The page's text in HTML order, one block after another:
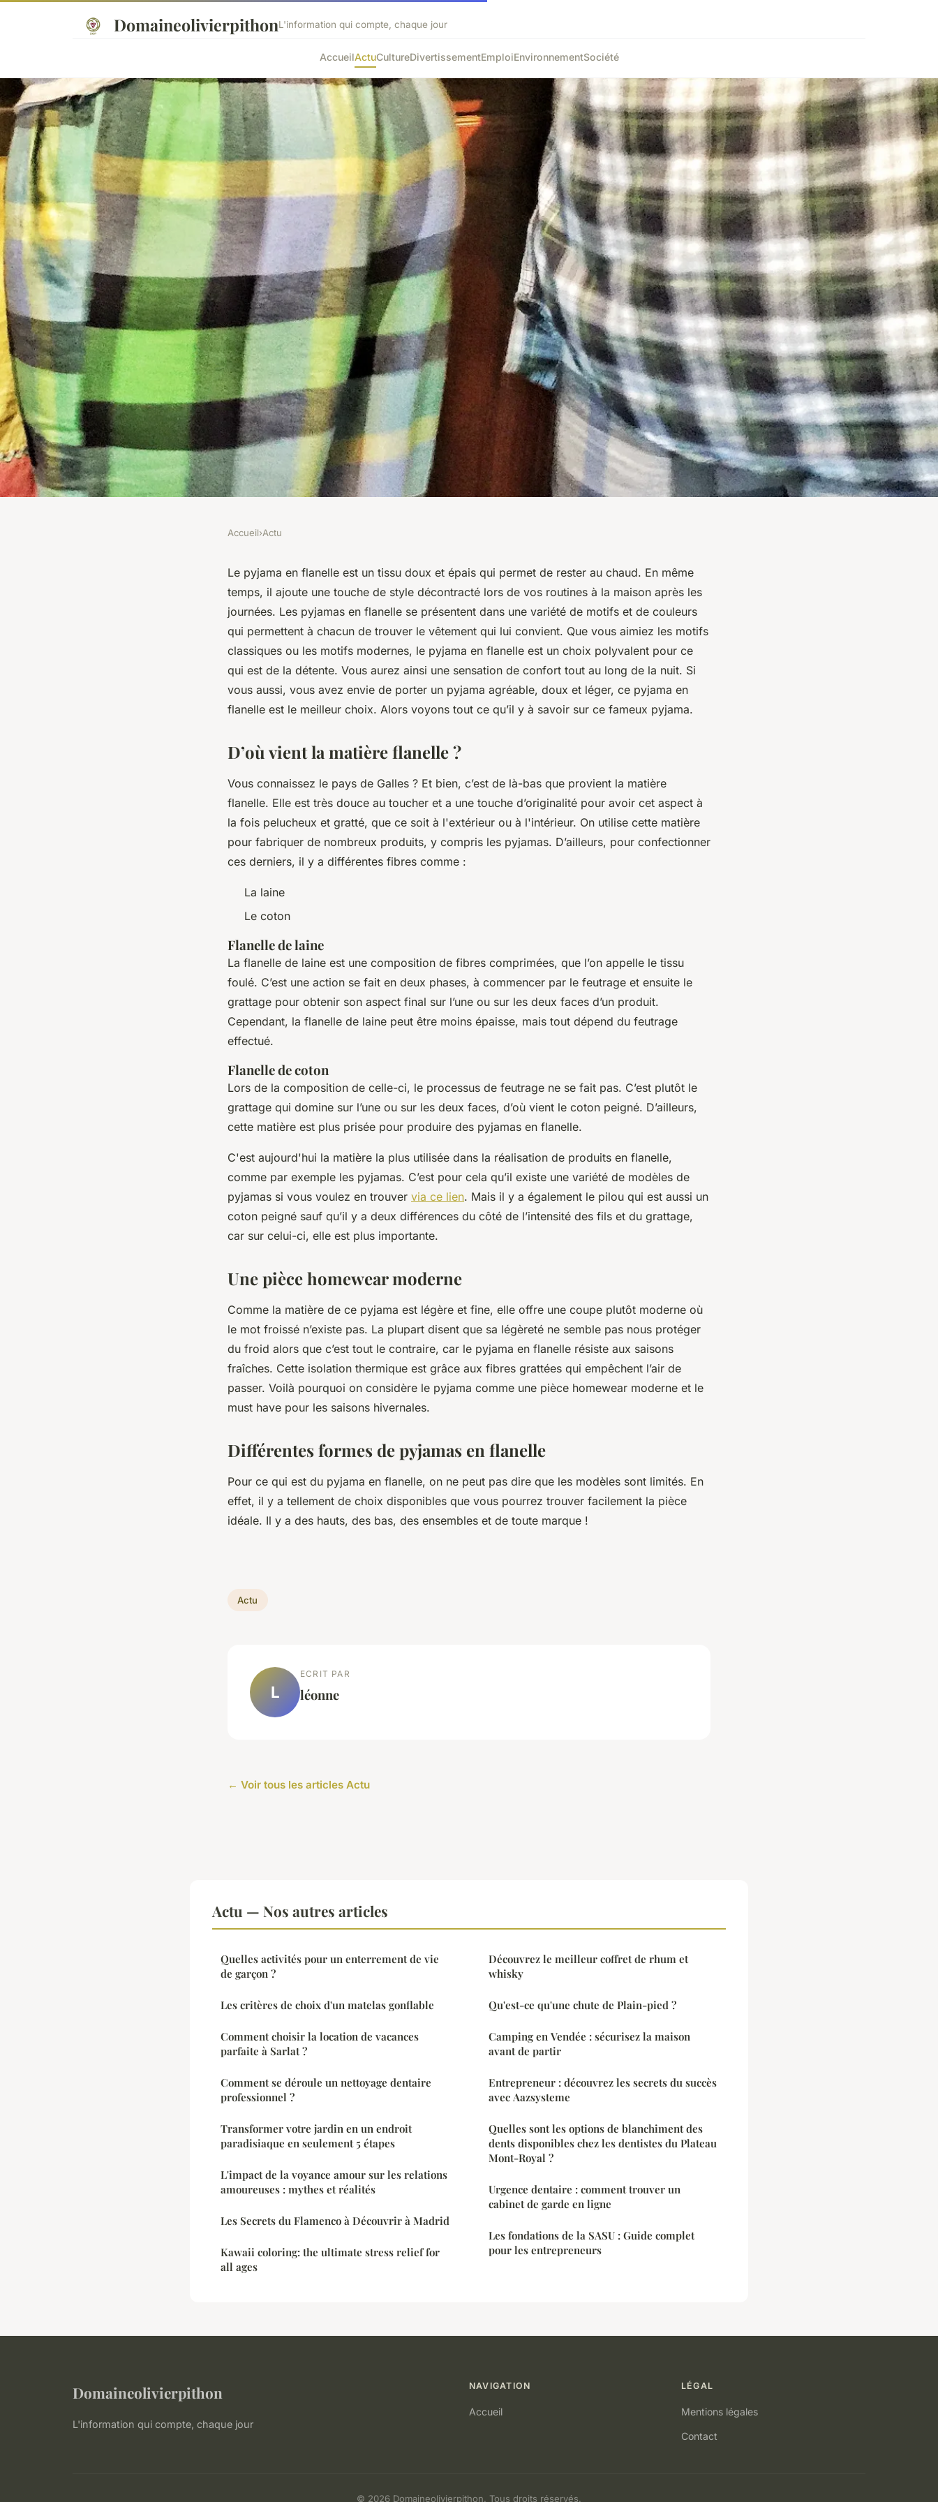
DomaineolivierpithonL'information qui compte, chaque jour
AccueilActuCultureDivertissementEmploiEnvironnementSociété
Pyjama en flanelle pour homme :
combinaison parfaite de chaleur et de
Accueil›Actu
Le pyjama en flanelle est un tissu doux et épais qui permet de rester au chaud. En même
temps, il ajoute une touche de style décontracté lors de vos routines à la maison après les
journées. Les pyjamas en flanelle se présentent dans une variété de motifs et de couleurs
qui permettent à chacun de trouver le vêtement qui lui convient. Que vous aimiez les motifs
classiques ou les motifs modernes, le pyjama en flanelle est un choix polyvalent pour ce
qui est de la détente. Vous aurez ainsi une sensation de confort tout au long de la nuit. Si
vous aussi, vous avez envie de porter un pyjama agréable, doux et léger, ce pyjama en
flanelle est le meilleur choix. Alors voyons tout ce qu’il y à savoir sur ce fameux pyjama.
D’où vient la matière flanelle ?
Vous connaissez le pays de Galles ? Et bien, c’est de là-bas que provient la matière
flanelle. Elle est très douce au toucher et a une touche d’originalité pour avoir cet aspect à
la fois pelucheux et gratté, que ce soit à l'extérieur ou à l'intérieur. On utilise cette matière
pour fabriquer de nombreux produits, y compris les pyjamas. D’ailleurs, pour confectionner
ces derniers, il y a différentes fibres comme :
La laine
Le coton
Flanelle de laine
La flanelle de laine est une composition de fibres comprimées, que l’on appelle le tissu
foulé. C’est une action se fait en deux phases, à commencer par le feutrage et ensuite le
grattage pour obtenir son aspect final sur l’une ou sur les deux faces d’un produit.
Cependant, la flanelle de laine peut être moins épaisse, mais tout dépend du feutrage
effectué.
Flanelle de coton
Lors de la composition de celle-ci, le processus de feutrage ne se fait pas. C’est plutôt le
grattage qui domine sur l’une ou sur les deux faces, d’où vient le coton peigné. D’ailleurs,
cette matière est plus prisée pour produire des pyjamas en flanelle.
C'est aujourd'hui la matière la plus utilisée dans la réalisation de produits en flanelle,
comme par exemple les pyjamas. C’est pour cela qu’il existe une variété de modèles de
pyjamas si vous voulez en trouver via ce lien. Mais il y a également le pilou qui est aussi un
coton peigné sauf qu’il y a deux différences du côté de l’intensité des fils et du grattage,
car sur celui-ci, elle est plus importante.
Une pièce homewear moderne
Comme la matière de ce pyjama est légère et fine, elle offre une coupe plutôt moderne où
le mot froissé n’existe pas. La plupart disent que sa légèreté ne semble pas nous protéger
du froid alors que c’est tout le contraire, car le pyjama en flanelle résiste aux saisons
fraîches. Cette isolation thermique est grâce aux fibres grattées qui empêchent l’air de
passer. Voilà pourquoi on considère le pyjama comme une pièce homewear moderne et le
must have pour les saisons hivernales.
Différentes formes de pyjamas en flanelle
Pour ce qui est du pyjama en flanelle, on ne peut pas dire que les modèles sont limités. En
effet, il y a tellement de choix disponibles que vous pourrez trouver facilement la pièce
idéale. Il y a des hauts, des bas, des ensembles et de toute marque !
Actu
L
ECRIT PAR
léonne
← Voir tous les articles Actu
Actu — Nos autres articles
Quelles activités pour un enterrement de vie
de garçon ?
Les critères de choix d'un matelas gonflable
Comment choisir la location de vacances
parfaite à Sarlat ?
Comment se déroule un nettoyage dentaire
professionnel ?
Transformer votre jardin en un endroit
paradisiaque en seulement 5 étapes
L'impact de la voyance amour sur les relations
amoureuses : mythes et réalités
Les Secrets du Flamenco à Découvrir à Madrid
Kawaii coloring: the ultimate stress relief for
all ages
Découvrez le meilleur coffret de rhum et
whisky
Qu'est-ce qu'une chute de Plain-pied ?
Camping en Vendée : sécurisez la maison
avant de partir
Entrepreneur : découvrez les secrets du succès
avec Aazsysteme
Quelles sont les options de blanchiment des
dents disponibles chez les dentistes du Plateau
Mont-Royal ?
Urgence dentaire : comment trouver un
cabinet de garde en ligne
Les fondations de la SASU : Guide complet
pour les entrepreneurs
Domaineolivierpithon
L'information qui compte, chaque jour
NAVIGATION
Accueil
LÉGAL
Mentions légales
Contact
© 2026 Domaineolivierpithon. Tous droits réservés.